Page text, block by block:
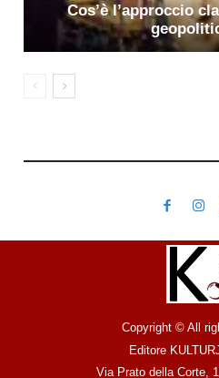
Cos’è l’approccio
Copyright © All
Editore
Via Prato della Corte,